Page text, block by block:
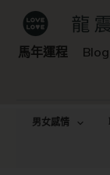
馬年運程 Blog
男女感情